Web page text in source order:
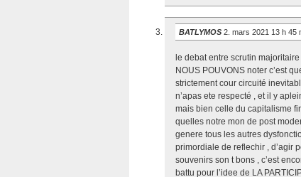
BATLYMOS 2. mars 2021 13 h 45
le debat entre scrutin
NOUS POUVONS noter c’est
strictement cour circuité
n’apas ete respecté , et il y
mais bien celle du capitalisme
quelles notre mon de post
genere tous les autres
primordiale de reflechir , d’agir
souvenirs son t bons , c’est
battu pour l’idee de LA